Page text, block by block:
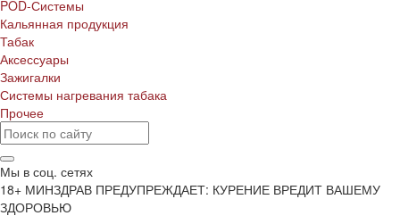
POD-Системы
Кальянная продукция
Табак
Аксессуары
Зажигалки
Системы нагревания табака
Прочее
Мы в соц. сетях
18+ МИНЗДРАВ ПРЕДУПРЕЖДАЕТ: КУРЕНИЕ ВРЕДИТ ВАШЕМУ
ЗДОРОВЬЮ